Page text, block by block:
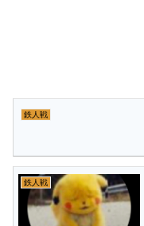
鉄人戦
鉄人戦